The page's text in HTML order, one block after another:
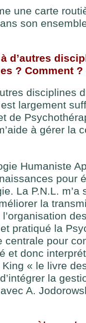
une carte
son
d’autres
? Comment
disciplines
largement
de
à gérer la
Humaniste
pour
La P.N.L.
la
pratiqué la
centrale pour
et donc
« le livre
la
A.